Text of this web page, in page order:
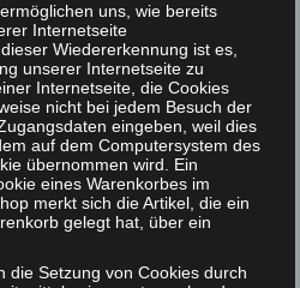
primär darauf
möglichst
zu sein, sondern
daß diese Welt weniger
konformer wird.
primärer
aufrecht erhalte? Nein.
als daß man gültige
könnte. Entscheidend wird
der gegenwärtige Vegan-Hype
oder als nachhaltige
uns, wie bereits
Internetseite
Wiedererkennung ist es,
unserer Internetseite zu
Internetseite, die Cookies
nicht bei jedem Besuch der
eingeben, weil dies
auf dem Computersystem des
übernommen wird. Ein
eines Warenkorbes im
merkt sich die Artikel, die ein
gelegt hat, über ein
die Setzung von Cookies durch